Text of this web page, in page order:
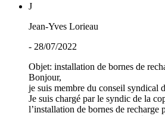
J
Jean-Yves Lorieau
- 28/07/2022
Objet: installation de bornes de
Bonjour,
je suis membre du conseil syndical
Je suis chargé par le syndic de la
l’installation de bornes de recharge